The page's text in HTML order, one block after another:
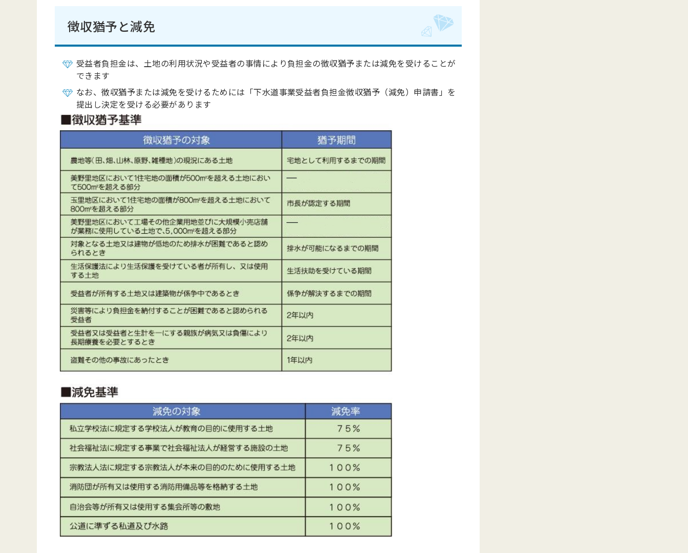
徴収猶予と減免
受益者負担金は、土地の利用状況や受益者の事情により負担金の徴収猶予または減免を受けることが
できます
なお、徴収猶予または減免を受けるためには「下水道事業受益者負担金徴収猶予（減免）申請書」を
提出し決定を受ける必要があります